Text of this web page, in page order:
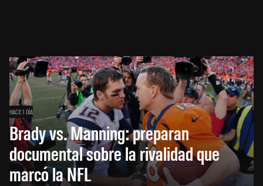
HACE 1 DÍA
Brady vs. Manning: preparan
documental sobre la rivalidad que
marcó la NFL